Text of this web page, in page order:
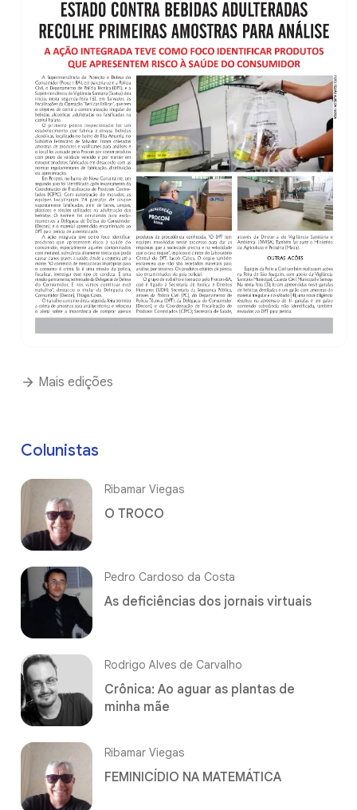
Mais edições
Colunistas
Ribamar Viegas
O TROCO
Pedro Cardoso da Costa
As deficiências dos jornais virtuais
Rodrigo Alves de Carvalho
Crônica: Ao aguar as plantas de
minha mãe
Ribamar Viegas
FEMINICÍDIO NA MATEMÁTICA